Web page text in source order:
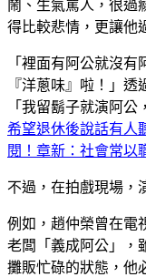
鬧、生氣罵人，很過
得比較悲情，更讓他
「裡面有阿公就沒
『洋蔥味』啦！」
「我留鬍子就演阿
希望退休後說話有人
閱！章新：社會常以
不過，在拍戲現場，
例如，趙仲榮曾在電
老闆「義成阿公」，
攤販忙碌的狀態，他